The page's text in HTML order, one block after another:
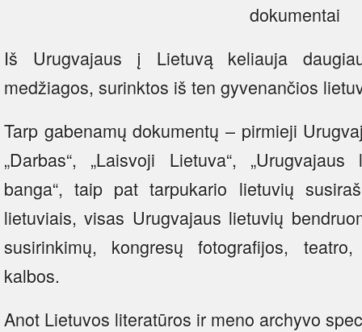
dokumentai
Iš Urugvajaus į Lietuvą keliauja
medžiagos, surinktos iš ten gyvenančios
Tarp gabenamų dokumentų – pirmieji
„Darbas“, „Laisvoji Lietuva“,
banga“, taip pat tarpukario lietuvių
lietuviais, visas Urugvajaus lietuvių
susirinkimų, kongresų fotografijos,
kalbos.
Anot Lietuvos literatūros ir meno archyvo